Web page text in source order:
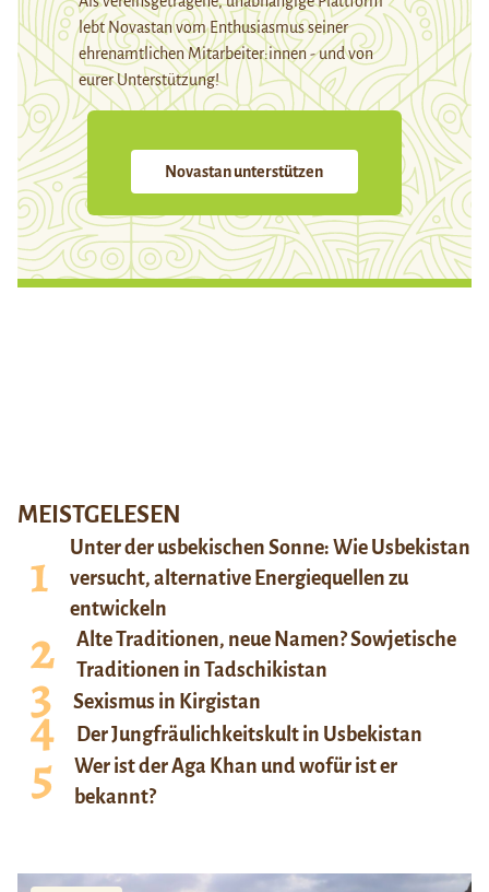
lebt Novastan vom Enthusiasmus seiner
ehrenamtlichen Mitarbeiter:innen - und von
eurer Unterstützung!
Novastan unterstützen
MEISTGELESEN
Unter der usbekischen Sonne: Wie Usbekistan
versucht, alternative Energiequellen zu
entwickeln
Alte Traditionen, neue Namen? Sowjetische
Traditionen in Tadschikistan
Sexismus in Kirgistan
Der Jungfräulichkeitskult in Usbekistan
Wer ist der Aga Khan und wofür ist er
bekannt?